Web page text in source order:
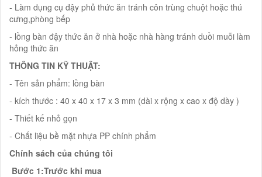
- Làm dụng cụ đậy phủ thức ăn tránh côn trùng chuột hoặc thú
cưng,phòng bếp
- lồng bàn đậy thức ăn ở nhà hoặc nhà hàng tránh duồi muỗi làm
hỏng thức ăn
THÔNG TIN KỸ THUẬT:
- Tên sản phẩm: lồng bàn
- kích thước : 40 x 40 x 17 x 3 mm (dài x rộng x cao x độ dày )
- Thiết kế nhỏ gọn
- Chất liệu bề mặt nhựa PP chính phẩm
Chính sách của chúng tôi
Bước 1:Trước khi mua